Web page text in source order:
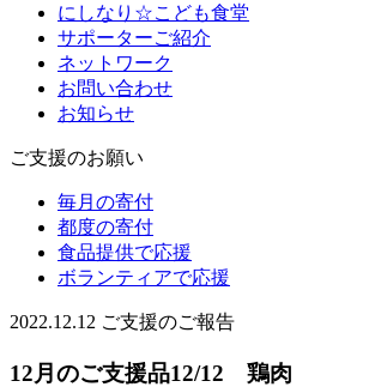
にしなり☆こども食堂
サポーターご紹介
ネットワーク
お問い合わせ
お知らせ
ご支援のお願い
毎月の寄付
都度の寄付
食品提供で応援
ボランティアで応援
2022.12.12 ご支援のご報告
12月のご支援品12/12 鶏肉